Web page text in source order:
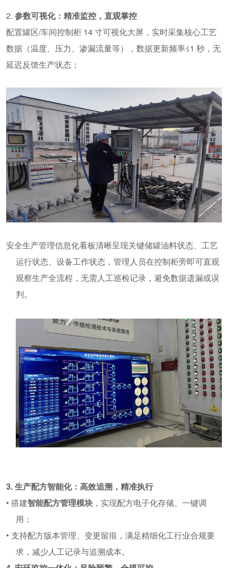
2. 参数可视化：精准监控，直观掌控
配置罐区/车间控制柜14寸可视化大屏，实时采集核心工艺
数据（温度、压力、渗漏流量等），数据更新频率≤1 秒，无
延迟反馈生产状态；
安全生产管理信息化看板清晰呈现关键储罐油料状态、 工艺
运行状态 、设备工作状态，管理人员在控制柜旁即可直观
观察生产全流程，无需人工巡检记录，避免数据遗漏或误
判。
3.生产配方智能化：高效追溯，精准执行
• 搭建智能配方管理模块，实现配方电子化存储、一键调
用；
• 支持配方版本管理、变更留痕，满足精细化工行业合规要
求，减少人工记录与追溯成本。